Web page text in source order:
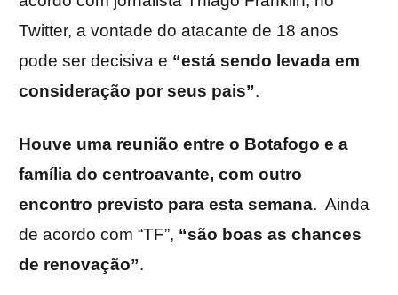
Twitter, a vontade do atacante de 18 anos
pode ser decisiva e “está sendo levada em
consideração por seus pais”.
Houve uma reunião entre o Botafogo e a
família do centroavante, com outro
encontro previsto para esta semana. Ainda
de acordo com “TF”, “são boas as chances
de renovação”.